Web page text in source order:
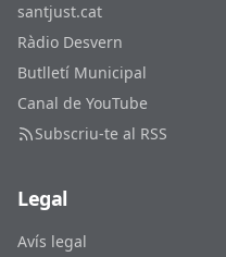
santjust.cat
Ràdio Desvern
Butlletí Municipal
Canal de YouTube
Subscriu-te al RSS
Legal
Avís legal